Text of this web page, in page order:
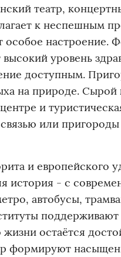
театр,
к неспешным
особое настроение.
уровень
доступным.
на природе. Сырой
и
или пригороды
и европейского
история - с
автобусы,
остаётся
формируют